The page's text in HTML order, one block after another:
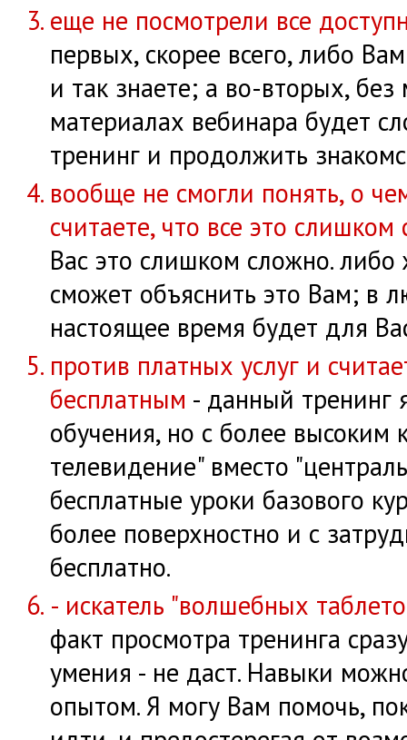
еще не посмотрели все
первых, скорее всего, либо
и так знаете; а во-вторых,
материалах вебинара будет
тренинг и продолжить
вообще не смогли понять, о
считаете, что все это
Вас это слишком сложно. либо
сможет объяснить это Вам; в
настоящее время будет для
против платных услуг и
бесплатным - данный тренинг
обучения, но с более высоким
телевидение" вместо
бесплатные уроки базового
более поверхностно и с
бесплатно.
- искатель "волшебных
факт просмотра тренинга
умения - не даст. Навыки
опытом. Я могу Вам помочь,